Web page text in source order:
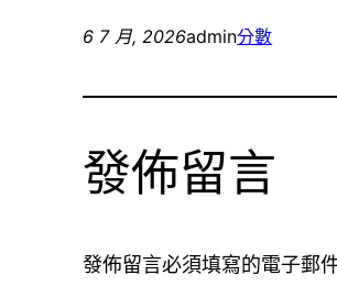
6 7 月, 2026admin分數
發佈留言
發佈留言必須填寫的電子郵